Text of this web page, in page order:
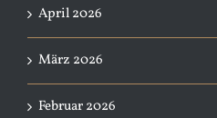
April 2026
März 2026
Februar 2026